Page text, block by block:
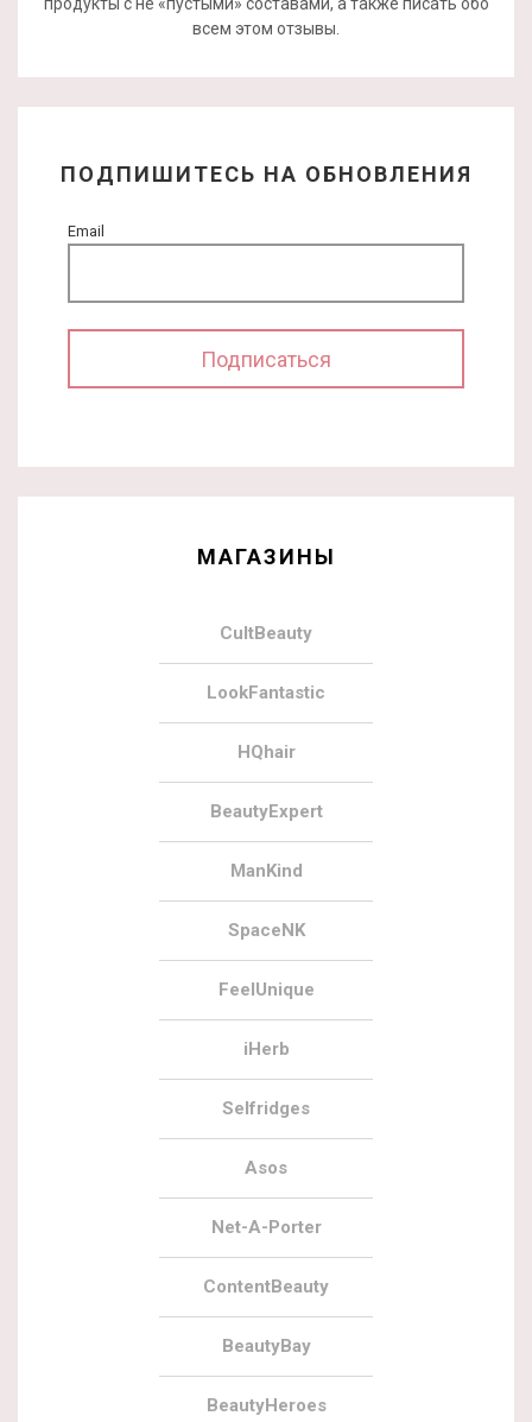
всем этом отзывы.
ПОДПИШИТЕСЬ НА ОБНОВЛЕНИЯ
Email
МАГАЗИНЫ
CultBeauty
LookFantastic
HQhair
BeautyExpert
ManKind
SpaceNK
FeelUnique
iHerb
Selfridges
Asos
Net-A-Porter
ContentBeauty
BeautyBay
BeautyHeroes